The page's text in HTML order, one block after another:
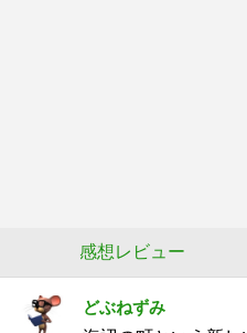
感想レビュー
どぶねずみ